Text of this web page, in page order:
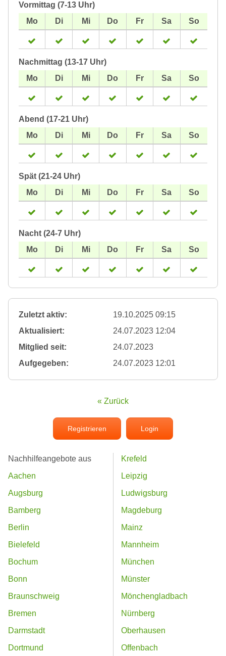
Vormittag (7-13 Uhr)
Nachmittag (13-17 Uhr)
Abend (17-21 Uhr)
Spät (21-24 Uhr)
Nacht (24-7 Uhr)
Zuletzt aktiv:
19.10.2025 09:15
Aktualisiert:
24.07.2023 12:04
Mitglied seit:
24.07.2023
Aufgegeben:
24.07.2023 12:01
« Zurück
Registrieren Login
Nachhilfeangebote aus
Aachen
Augsburg
Bamberg
Berlin
Bielefeld
Bochum
Bonn
Braunschweig
Bremen
Darmstadt
Dortmund
Krefeld
Leipzig
Ludwigsburg
Magdeburg
Mainz
Mannheim
München
Münster
Mönchengladbach
Nürnberg
Oberhausen
Offenbach